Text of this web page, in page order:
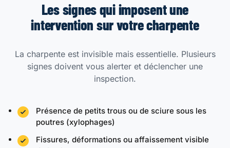
Les signes qui imposent une
intervention sur votre charpente
La charpente est invisible mais essentielle. Plusieurs
signes doivent vous alerter et déclencher une
inspection.
Présence de petits trous ou de sciure sous les
poutres (xylophages)
Fissures, déformations ou affaissement visible